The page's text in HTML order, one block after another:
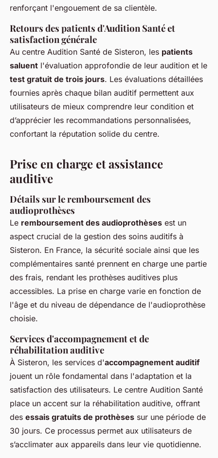
renforçant l'engouement de sa clientèle.
Retours des patients d'Audition Santé et
satisfaction générale
Au centre Audition Santé de Sisteron, les patients
saluent l'évaluation approfondie de leur audition et le
test gratuit de trois jours. Les évaluations détaillées
fournies après chaque bilan auditif permettent aux
utilisateurs de mieux comprendre leur condition et
d’apprécier les recommandations personnalisées,
confortant la réputation solide du centre.
Prise en charge et assistance
auditive
Détails sur le remboursement des
audioprothèses
Le remboursement des audioprothèses est un
aspect crucial de la gestion des soins auditifs à
Sisteron. En France, la sécurité sociale ainsi que les
complémentaires santé prennent en charge une partie
des frais, rendant les prothèses auditives plus
accessibles. La prise en charge varie en fonction de
l'âge et du niveau de dépendance de l'audioprothèse
choisie.
Services d'accompagnement et de
réhabilitation auditive
À Sisteron, les services d'accompagnement auditif
jouent un rôle fondamental dans l'adaptation et la
satisfaction des utilisateurs. Le centre Audition Santé
place un accent sur la réhabilitation auditive, offrant
des essais gratuits de prothèses sur une période de
30 jours. Ce processus permet aux utilisateurs de
s’acclimater aux appareils dans leur vie quotidienne.